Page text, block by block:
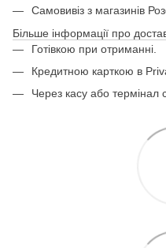
Самовивіз з магазинів
Більше інформації про
Готівкою при отриманні.
Кредитною карткою в
Через касу або термінал